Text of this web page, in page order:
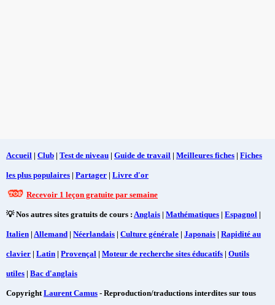
Accueil | Club | Test de niveau | Guide de travail | Meilleures fiches | Fiches
les plus populaires | Partager | Livre d'or
Recevoir 1 leçon gratuite par semaine
💡 Nos autres sites gratuits de cours : Anglais | Mathématiques | Espagnol |
Italien | Allemand | Néerlandais | Culture générale | Japonais | Rapidité au
clavier | Latin | Provençal | Moteur de recherche sites éducatifs | Outils
utiles | Bac d'anglais
CopyrightLaurent Camus - Reproduction/traductions interdites sur tous